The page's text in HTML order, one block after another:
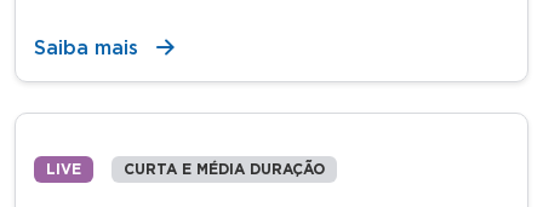
Saiba mais
LIVE CURTA E MÉDIA DURAÇÃO